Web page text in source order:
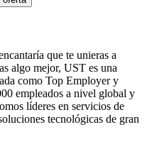
que te unieras a
algo mejor, UST es una
como Top Employer y
empleados a nivel global y
líderes en servicios de
tecnológicas de gran